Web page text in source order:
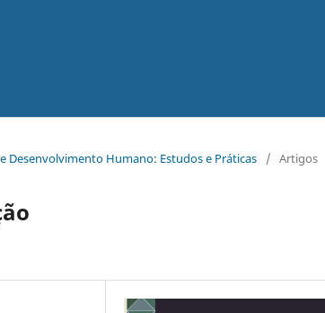
Desenvolvimento Humano: Estudos e Práticas / Artigos